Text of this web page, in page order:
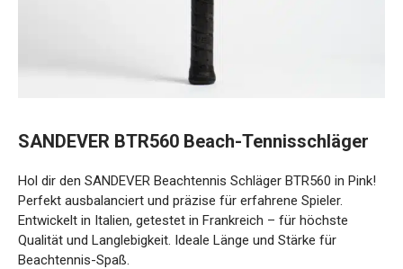
SANDEVER BTR560 Beach-Tennisschläger
Hol dir den SANDEVER Beachtennis Schläger BTR560 in Pink!
Perfekt ausbalanciert und präzise für erfahrene Spieler.
Entwickelt in Italien, getestet in Frankreich – für höchste
Qualität und Langlebigkeit. Ideale Länge und Stärke für
Beachtennis-Spaß.